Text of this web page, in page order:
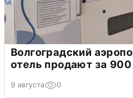
Волгоградский
отель продают за
9 августа 0